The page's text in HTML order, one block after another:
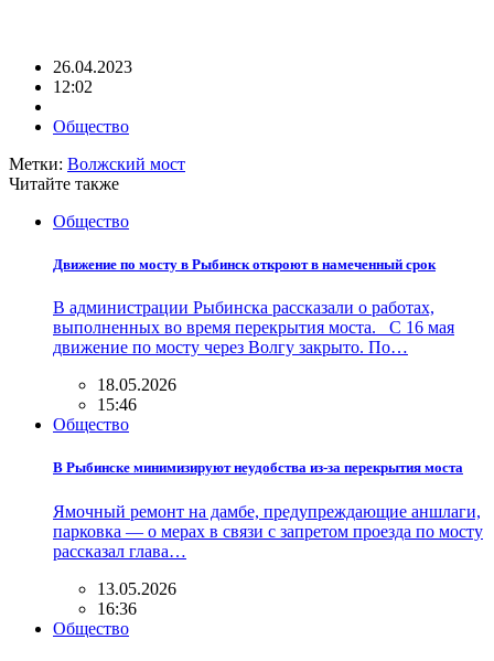
26.04.2023
12:02
Общество
Метки: Волжский мост
Читайте также
Общество
Движение по мосту в Рыбинск откроют в намеченный срок
В администрации Рыбинска рассказали о работах,
выполненных во время перекрытия моста. С 16 мая
движение по мосту через Волгу закрыто. По…
18.05.2026
15:46
Общество
В Рыбинске минимизируют неудобства из-за перекрытия моста
Ямочный ремонт на дамбе, предупреждающие аншлаги,
парковка — о мерах в связи с запретом проезда по мосту
рассказал глава…
13.05.2026
16:36
Общество